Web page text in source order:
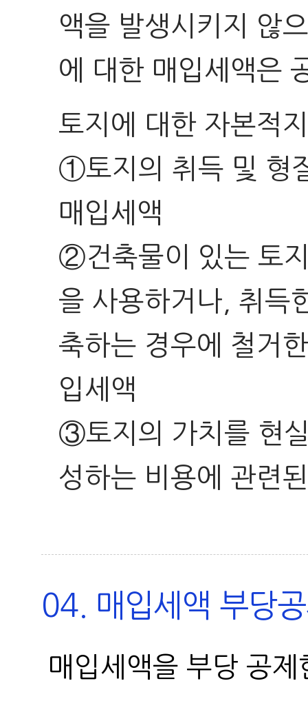
액을 발생시키지 않
에 대한 매입세액은
토지에 대한 자본적
①토지의 취득 및 형
매입세액
②건축물이 있는 토
을 사용하거나, 취득
축하는 경우에 철거
입세액
③토지의 가치를 현
성하는 비용에 관련
04. 매입세액 부당
매입세액을 부당 공